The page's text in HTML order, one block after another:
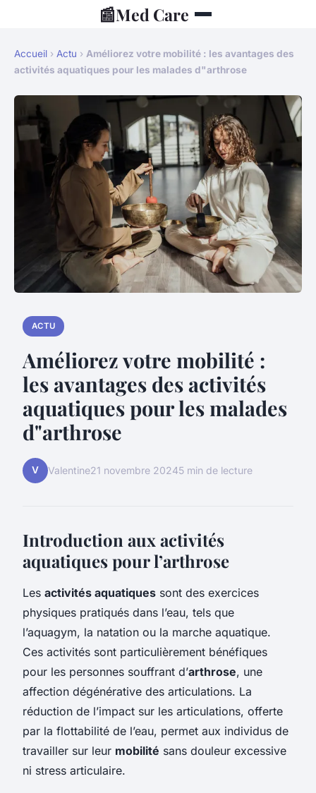
📰Med Care
Accueil › Actu › Améliorez votre mobilité : les avantages des
activités aquatiques pour les malades d"arthrose
ACTU
Améliorez votre mobilité :
les avantages des activités
aquatiques pour les malades
d"arthrose
V Valentine21 novembre 20245 min de lecture
Introduction aux activités
aquatiques pour l’arthrose
Les activités aquatiques sont des exercices
physiques pratiqués dans l’eau, tels que
l’aquagym, la natation ou la marche aquatique.
Ces activités sont particulièrement bénéfiques
pour les personnes souffrant d’arthrose, une
affection dégénérative des articulations. La
réduction de l’impact sur les articulations, offerte
par la flottabilité de l’eau, permet aux individus de
travailler sur leur mobilité sans douleur excessive
ni stress articulaire.